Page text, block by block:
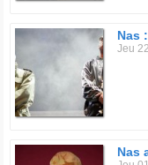
Nas
Jeu
Nas